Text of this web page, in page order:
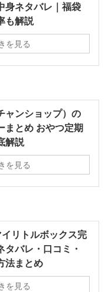
身ネタバレ｜福袋
も解説
を見る
ャンショップ）の
まとめ おやつ定期
解説
を見る
リトルボックス完
バレ・口コミ・
法まとめ
を見る